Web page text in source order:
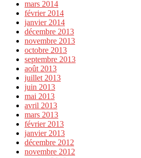
mars 2014
février 2014
janvier 2014
décembre 2013
novembre 2013
octobre 2013
septembre 2013
août 2013
juillet 2013
juin 2013
mai 2013
avril 2013
mars 2013
février 2013
janvier 2013
décembre 2012
novembre 2012